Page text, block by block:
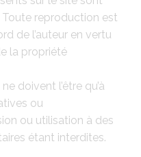
Toute reproduction est
de l’auteur en vertu
la propriété
doivent l’être qu’à
ou
ou utilisation à des
étant interdites.